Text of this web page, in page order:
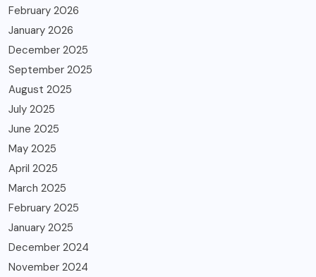
February 2026
January 2026
December 2025
September 2025
August 2025
July 2025
June 2025
May 2025
April 2025
March 2025
February 2025
January 2025
December 2024
November 2024